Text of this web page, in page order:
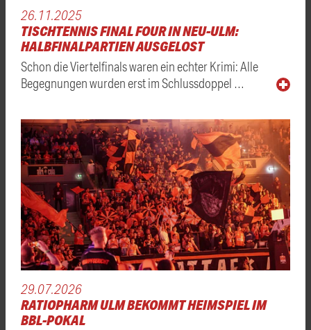
26.11.2025
TISCHTENNIS FINAL FOUR IN NEU-ULM:
HALBFINALPARTIEN AUSGELOST
Schon die Viertelfinals waren ein echter Krimi: Alle
Begegnungen wurden erst im Schlussdoppel …
29.07.2026
RATIOPHARM ULM BEKOMMT HEIMSPIEL IM
BBL-POKAL